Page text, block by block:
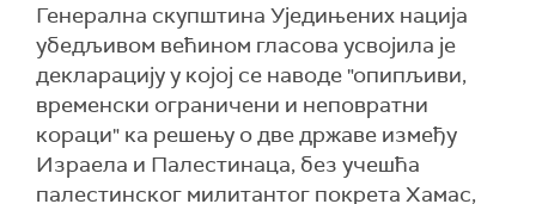
Генерална скупштина Уједињених нација
убедљивом већином гласова усвојила је
декларацију у којој се наводе "опипљиви,
временски ограничени и неповратни
кораци" ка решењу о две државе између
Израела и Палестинаца, без учешћа
палестинског милитантог покрета Хамас,